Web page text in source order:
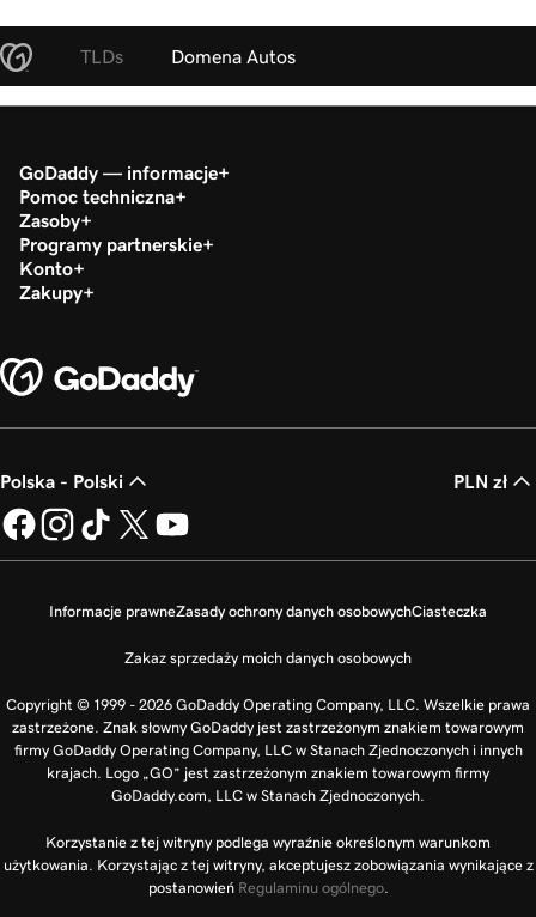
TLDs Domena Autos
GoDaddy — informacje
Pomoc techniczna
Zasoby
Programy partnerskie
Konto
Zakupy
Polska - Polski PLN zł
Informacje prawneZasady ochrony danych osobowychCiasteczka
Zakaz sprzedaży moich danych osobowych
Copyright © 1999 - 2026 GoDaddy Operating Company, LLC. Wszelkie prawa
zastrzeżone. Znak słowny GoDaddy jest zastrzeżonym znakiem towarowym
firmy GoDaddy Operating Company, LLC w Stanach Zjednoczonych i innych
krajach. Logo „GO” jest zastrzeżonym znakiem towarowym firmy
GoDaddy.com, LLC w Stanach Zjednoczonych.
Korzystanie z tej witryny podlega wyraźnie określonym warunkom
użytkowania. Korzystając z tej witryny, akceptujesz zobowiązania wynikające z
postanowień Regulaminu ogólnego.